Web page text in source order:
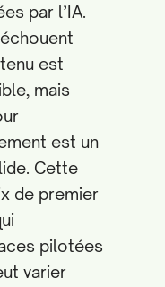
par l’IA.
est
mais
est un
Cette
de premier
pilotées
varier